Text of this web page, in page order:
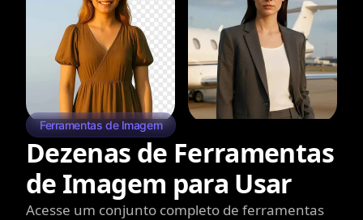
Ferramentas de Imagem
Dezenas de Ferramentas
de Imagem para Usar
Acesse um conjunto completo de ferramentas